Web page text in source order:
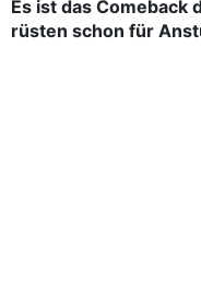
Es ist das Comeback
rüsten schon für